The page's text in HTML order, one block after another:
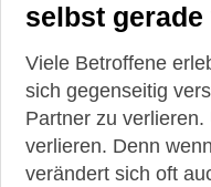
selbst
Viele Betroffene
sich gegenseitig
Partner zu
verlieren. Denn
verändert sich oft